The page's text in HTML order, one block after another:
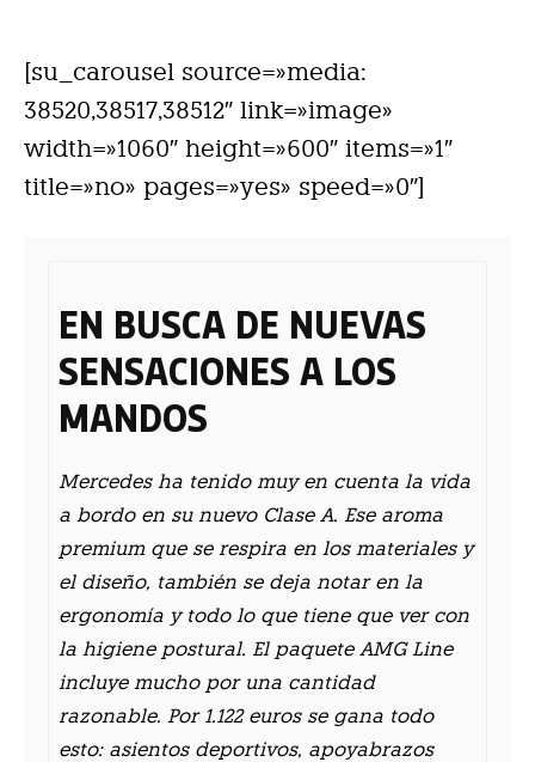
[su_carousel source=»media:
38520,38517,38512″ link=»image»
width=»1060″ height=»600″ items=»1″
title=»no» pages=»yes» speed=»0″]
EN BUSCA DE NUEVAS
SENSACIONES A LOS
MANDOS
Mercedes ha tenido muy en cuenta la vida
a bordo en su nuevo Clase A. Ese aroma
premium que se respira en los materiales y
el diseño, también se deja notar en la
ergonomía y todo lo que tiene que ver con
la higiene postural. El paquete AMG Line
incluye mucho por una cantidad
razonable. Por 1.122 euros se gana todo
esto: asientos deportivos, apoyabrazos